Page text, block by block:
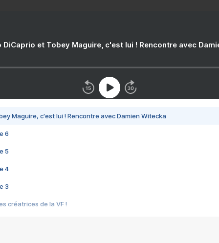
DiCaprio et Tobey Maguire, c'est lui ! Rencontre avec
Maguire, c'est lui ! Rencontre avec Damien Witecka
6
5
4
3
créatrices de la VF !